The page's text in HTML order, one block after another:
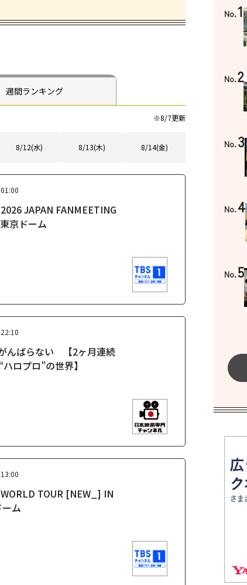
週間ランキング
※8/7更新
8/12(水) 8/13(木) 8/14(金)
JAPAN FANMEETING
京ドーム
んばらない 【2ヶ月連続
ロプロ”の世界】
TOUR [NEW_] IN
ム
No.1
No.2
No.3
No.4
No.5